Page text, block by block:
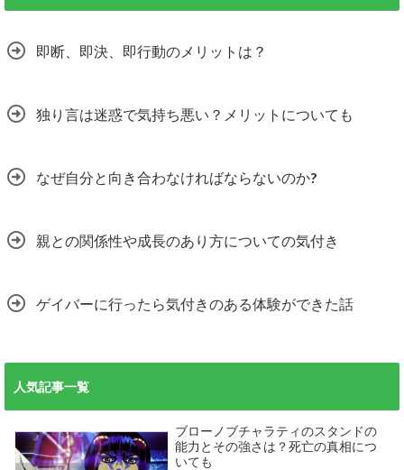
即断、即決、即行動のメリットは？
独り言は迷惑で気持ち悪い？メリットについても
なぜ自分と向き合わなければならないのか?
親との関係性や成長のあり方についての気付き
ゲイバーに行ったら気付きのある体験ができた話
人気記事一覧
ブローノブチャラティのスタンドの
能力とその強さは？死亡の真相につ
いても